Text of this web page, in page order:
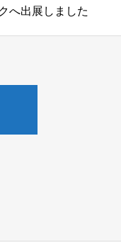
へ出展しました